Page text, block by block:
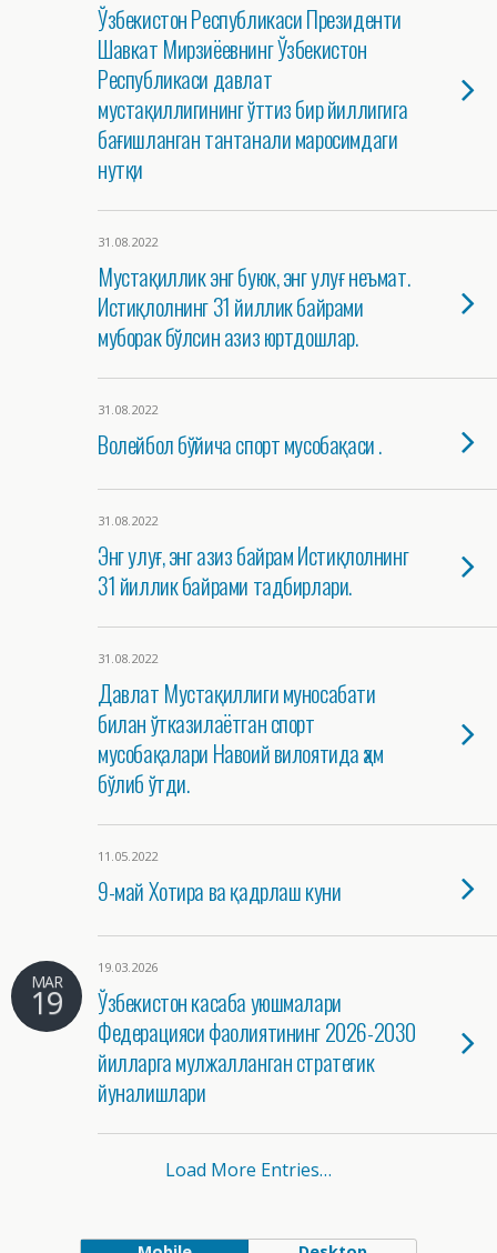
Ўзбекистон Республикаси Президенти
Шавкат Мирзиёевнинг Ўзбекистон
Республикаси давлат
мустақиллигининг ўттиз бир йиллигига
бағишланган тантанали маросимдаги
нутқи
31.08.2022
Мустақиллик энг буюк, энг улуғ неъмат.
Истиқлолнинг 31 йиллик байрами
муборак бўлсин азиз юртдошлар.
31.08.2022
Волейбол бўйича спорт мусобақаси .
31.08.2022
Энг улуғ, энг азиз байрам Истиқлолнинг
31 йиллик байрами тадбирлари.
31.08.2022
Давлат Мустақиллиги муносабати
билан ўтказилаётган спорт
мусобақалари Навоий вилоятида ҳам
бўлиб ўтди.
11.05.2022
9-май Хотира ва қадрлаш куни
MAR
19
19.03.2026
Ўзбекистон касаба уюшмалари
Федерацияси фаолиятининг 2026-2030
йилларга мулжалланган стратегик
йуналишлари
Load More Entries…